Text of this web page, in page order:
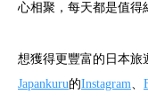
心相聚，每天都是值得
想獲得更豐富的日本旅
Japankuru的Instagram、